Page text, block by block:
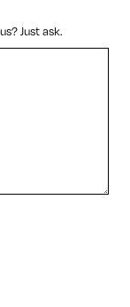
Just ask.